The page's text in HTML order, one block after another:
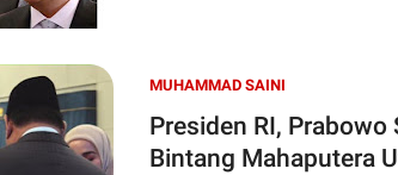
MUHAMMAD SAINI
Presiden RI,
Bintang Mahaputera